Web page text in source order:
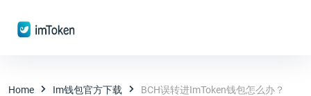
Home Im钱包官方下载 BCH误转进imToken钱包怎么办？